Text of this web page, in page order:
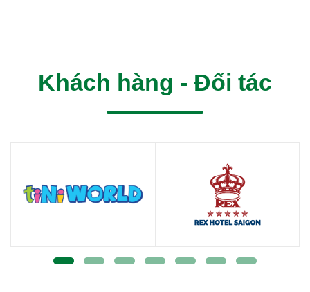
Khách hàng - Đối tác